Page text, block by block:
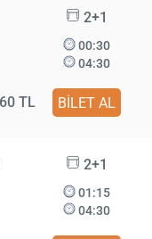
2+1
00:30
04:30
TL BİLET AL
2+1
01:15
04:30